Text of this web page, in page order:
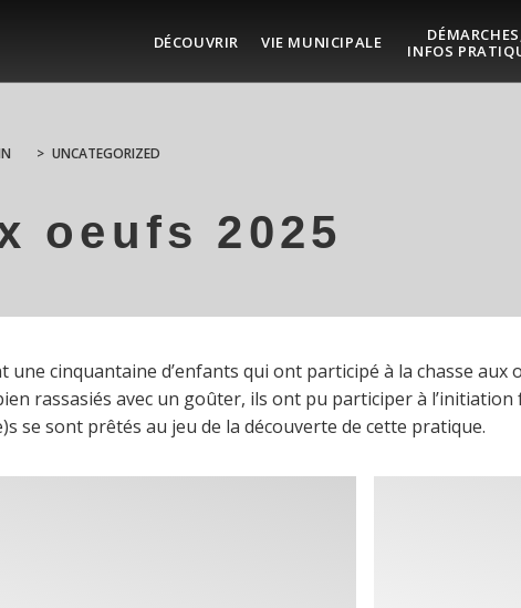
DÉCOUVRIR VIE MUNICIPALE
DÉMARCHES,
INFOS
> UNCATEGORIZED
oeufs 2025
une cinquantaine d’enfants qui ont participé à la chasse
rassasiés avec un goûter, ils ont pu participer à
se sont prêtés au jeu de la découverte de cette pratique.